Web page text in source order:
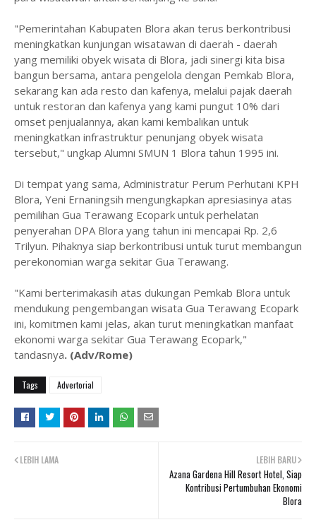
"Pemerintahan Kabupaten Blora akan terus berkontribusi
meningkatkan kunjungan wisatawan di daerah - daerah
yang memiliki obyek wisata di Blora, jadi sinergi kita bisa
bangun bersama, antara pengelola dengan Pemkab Blora,
sekarang kan ada resto dan kafenya, melalui pajak daerah
untuk restoran dan kafenya yang kami pungut 10% dari
omset penjualannya, akan kami kembalikan untuk
meningkatkan infrastruktur penunjang obyek wisata
tersebut," ungkap Alumni SMUN 1 Blora tahun 1995 ini.
Di tempat yang sama, Administratur Perum Perhutani KPH
Blora, Yeni Ernaningsih mengungkapkan apresiasinya atas
pemilihan Gua Terawang Ecopark untuk perhelatan
penyerahan DPA Blora yang tahun ini mencapai Rp. 2,6
Trilyun. Pihaknya siap berkontribusi untuk turut membangun
perekonomian warga sekitar Gua Terawang.
"Kami berterimakasih atas dukungan Pemkab Blora untuk
mendukung pengembangan wisata Gua Terawang Ecopark
ini, komitmen kami jelas, akan turut meningkatkan manfaat
ekonomi warga sekitar Gua Terawang Ecopark,"
tandasnya. (Adv/Rome)
Tags Advertorial
LEBIH BARU
Azana Gardena Hill Resort Hotel, Siap
Kontribusi Pertumbuhan Ekonomi
Blora
LEBIH LAMA